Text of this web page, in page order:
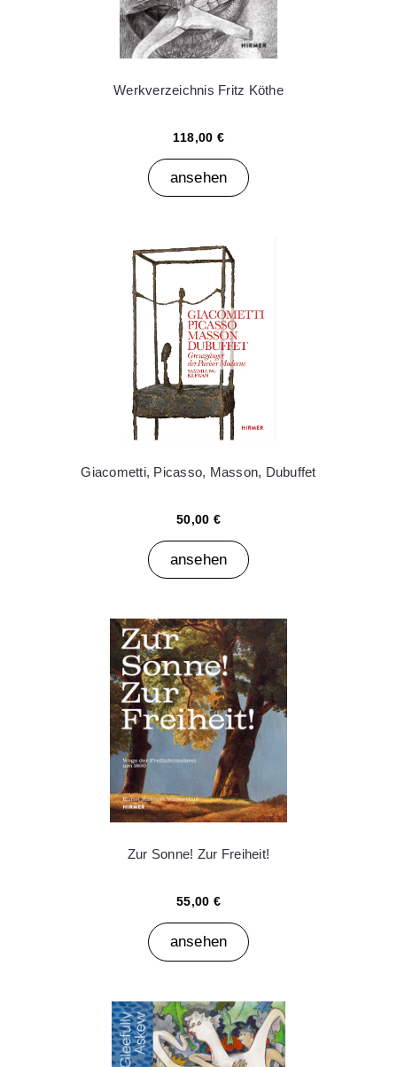
Werkverzeichnis Fritz Köthe
118,00 €
ansehen
Giacometti, Picasso, Masson, Dubuffet
50,00 €
ansehen
Zur Sonne! Zur Freiheit!
55,00 €
ansehen